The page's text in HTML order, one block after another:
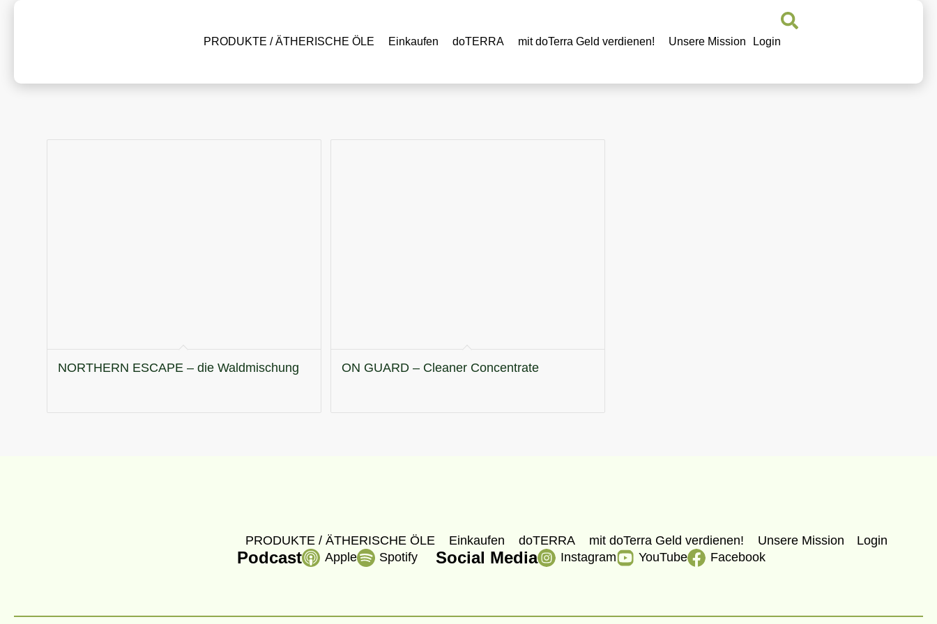
PRODUKTE / ÄTHERISCHE ÖLE Einkaufen doTERRA mit doTerra Geld verdienen! Unsere Mission Login
NORTHERN ESCAPE – die Waldmischung ON GUARD – Cleaner Concentrate
PRODUKTE / ÄTHERISCHE ÖLE Einkaufen doTERRA mit doTerra Geld verdienen! Unsere Mission Login
Podcast Apple Spotify Social Media Instagram YouTube Facebook